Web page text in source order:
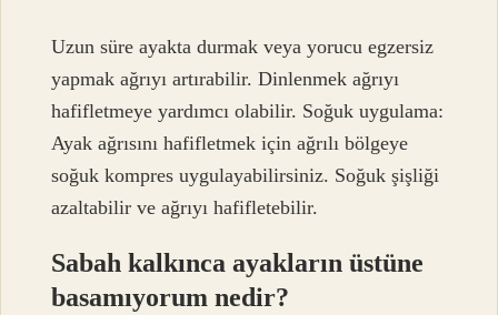
Uzun süre ayakta durmak veya yorucu egzersiz
yapmak ağrıyı artırabilir. Dinlenmek ağrıyı
hafifletmeye yardımcı olabilir. Soğuk uygulama:
Ayak ağrısını hafifletmek için ağrılı bölgeye
soğuk kompres uygulayabilirsiniz. Soğuk şişliği
azaltabilir ve ağrıyı hafifletebilir.
Sabah kalkınca ayakların üstüne
basamıyorum nedir?